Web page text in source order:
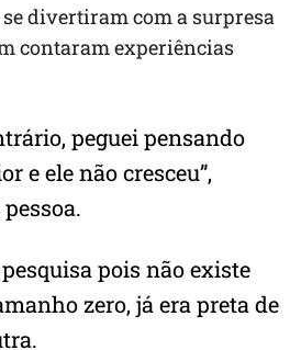
divertiram com a surpresa
contaram experiências
peguei pensando
e ele não cresceu”,
pois não existe
zero, já era preta de